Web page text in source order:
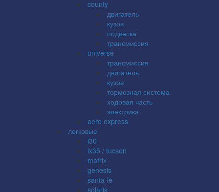
county
двигатель
кузов
подвеска
трансмиссия
universe
трансмиссия
двигатель
кузов
тормозная система
ходовая часть
электрика
aero express
легковые
i30
ix35 / tucson
matrix
genesis
santa fe
solaris